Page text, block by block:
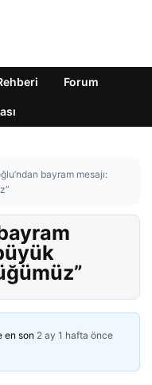
Forum
bayram mesajı:
en son 2 ay 1 hafta önce